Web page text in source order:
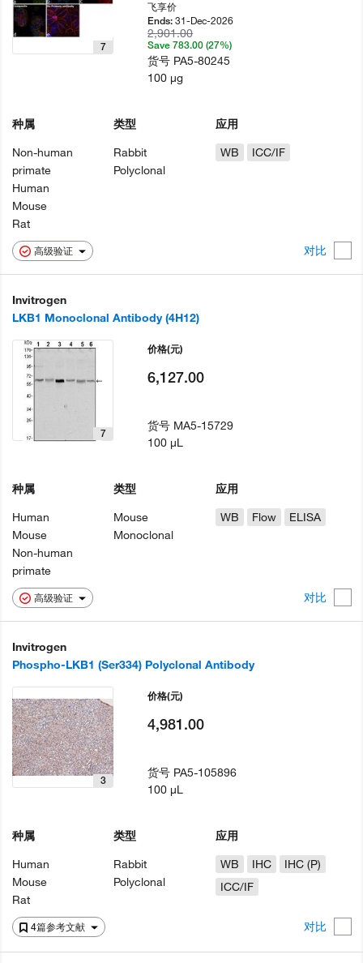
高级验证 对比
7
种属
Non-human
primate
Human
Mouse
Rat
类型
Rabbit
Polyclonal
应用
WB
ICC/IF
飞享价
Ends:31-Dec-2026
2,901.00
Save 783.00 (27%)
货号 PA5-80245
100 µg
Invitrogen
LKB1 Monoclonal Antibody (4H12)
高级验证 对比
7
种属
Human
Mouse
Non-human
primate
类型
Mouse
Monoclonal
应用
WB
Flow ELISA
价格(元)
6,127.00
货号 MA5-15729
100 µL
Invitrogen
Phospho-LKB1 (Ser334) Polyclonal Antibody
4篇参考文献 对比
3
种属
Human
Mouse
Rat
类型
Rabbit
Polyclonal
应用
WB
IHC
IHC (P)
ICC/IF
价格(元)
4,981.00
货号 PA5-105896
100 µL